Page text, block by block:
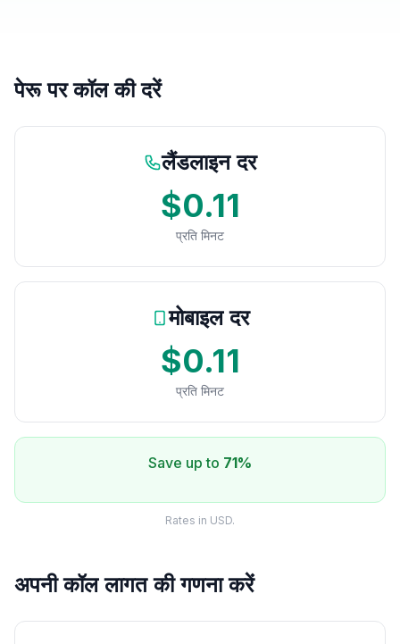
पेरू पर कॉल की दरें
लैंडलाइन दर
$0.11
प्रति मिनट
मोबाइल दर
$0.11
प्रति मिनट
Save up to 71%
Rates in USD.
अपनी कॉल लागत की गणना करें